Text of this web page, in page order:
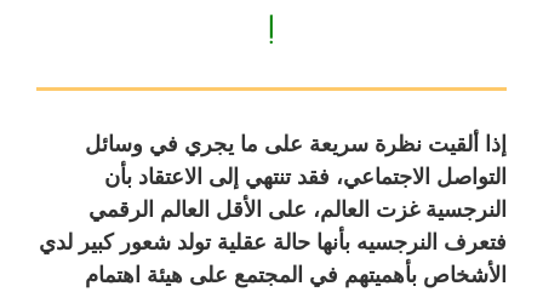
!
إذا ألقيت نظرة سريعة على ما يجري في وسائل
التواصل الاجتماعي، فقد تنتهي إلى الاعتقاد بأن
النرجسية غزت العالم، على الأقل العالم الرقمي
فتعرف النرجسيه بأنها حالة عقلية تولد شعور كبير لدي
الأشخاص بأهميتهم في المجتمع على هيئة اهتمام